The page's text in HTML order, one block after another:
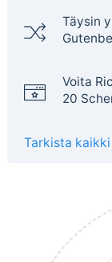
Täysin
Voita
20
Tarkista